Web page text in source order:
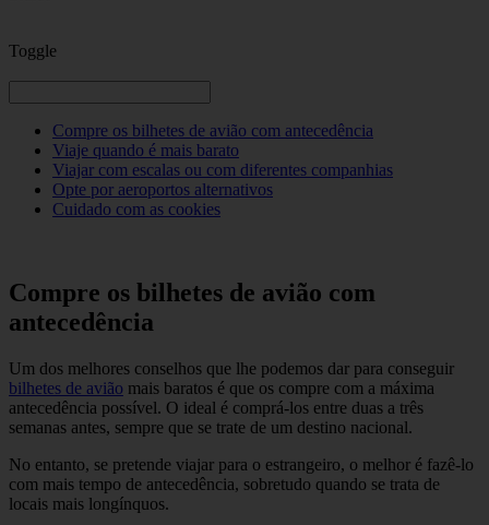
Toggle
Compre os bilhetes de avião com antecedência
Viaje quando é mais barato
Viajar com escalas ou com diferentes companhias
Opte por aeroportos alternativos
Cuidado com as cookies
Compre os bilhetes de avião com
antecedência
Um dos melhores conselhos que lhe podemos dar para conseguir
bilhetes de avião mais baratos é que os compre com a máxima
antecedência possível. O ideal é comprá-los entre duas a três
semanas antes, sempre que se trate de um destino nacional.
No entanto, se pretende viajar para o estrangeiro, o melhor é fazê-lo
com mais tempo de antecedência, sobretudo quando se trata de
locais mais longínquos.